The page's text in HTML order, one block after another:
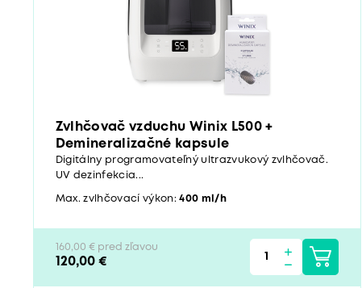
Zvlhčovač vzduchu Winix L500 +
Demineralizačné kapsule
Digitálny programovateľný ultrazvukový zvlhčovač.
UV dezinfekcia...
Max. zvlhčovací výkon:400 ml/h
160,00 € pred zľavou
120,00 €